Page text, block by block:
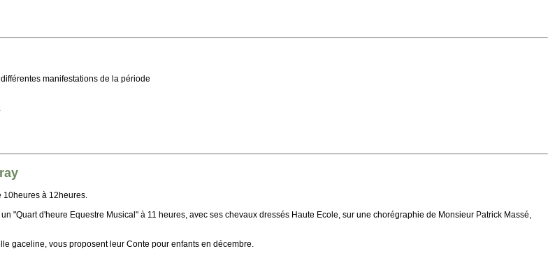
manifestations de la période
10heures à 12heures.
"Quart d'heure Equestre Musical" à 11 heures, avec ses chevaux dressés Haute Ecole, sur une chorégraphie de Monsieur Patrick Massé,
gaceline, vous proposent leur Conte pour enfants en décembre.